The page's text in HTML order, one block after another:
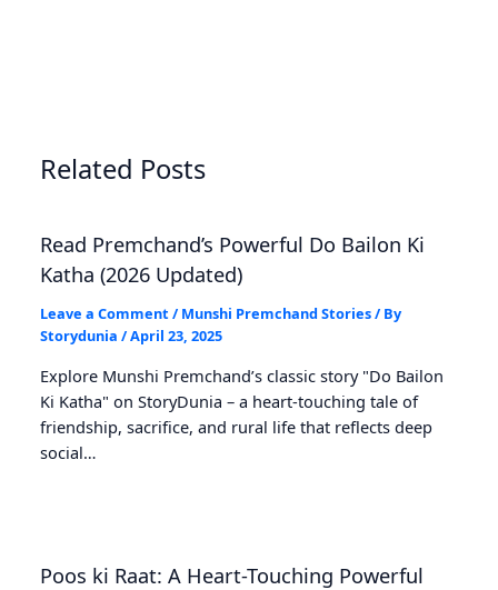
Related Posts
Read Premchand’s Powerful Do Bailon Ki
Katha (2026 Updated)
Leave a Comment / Munshi Premchand Stories/ By
Storydunia /April 23, 2025
Explore Munshi Premchand’s classic story "Do Bailon
Ki Katha" on StoryDunia – a heart-touching tale of
friendship, sacrifice, and rural life that reflects deep
social…
Poos ki Raat: A Heart-Touching Powerful